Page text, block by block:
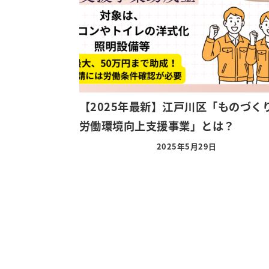
【2025年最新】江戸川区「ものづく
労働環境向上支援事業」とは？
2025年5月29日